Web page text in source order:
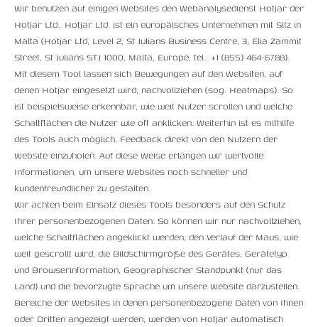
Wir benutzen auf einigen Websites den Webanalysedienst Hotjar der
Hotjar Ltd.. Hotjar Ltd. ist ein europäisches Unternehmen mit Sitz in
Malta (Hotjar Ltd, Level 2, St Julians Business Centre, 3, Elia Zammit
Street, St Julians STJ 1000, Malta, Europe, tel.: +1 (855) 464-6788).
Mit diesem Tool lassen sich Bewegungen auf den Websiten, auf
denen Hotjar eingesetzt wird, nachvollziehen (sog. Heatmaps). So
ist beispielsweise erkennbar, wie weit Nutzer scrollen und welche
Schaltflächen die Nutzer wie oft anklicken. Weiterhin ist es mithilfe
des Tools auch möglich, Feedback direkt von den Nutzern der
Website einzuholen. Auf diese Weise erlangen wir wertvolle
Informationen, um unsere Websites noch schneller und
kundenfreundlicher zu gestalten.
Wir achten beim Einsatz dieses Tools besonders auf den Schutz
Ihrer personenbezogenen Daten. So können wir nur nachvollziehen,
welche Schaltflächen angeklickt werden, den Verlauf der Maus, wie
weit gescrollt wird, die Bildschirmgröße des Gerätes, Gerätetyp
und Browserinformation, Geographischer Standpunkt (nur das
Land) und die bevorzugte Sprache um unsere Website darzustellen.
Bereiche der Websites in denen personenbezogene Daten von Ihnen
oder Dritten angezeigt werden, werden von Hotjar automatisch